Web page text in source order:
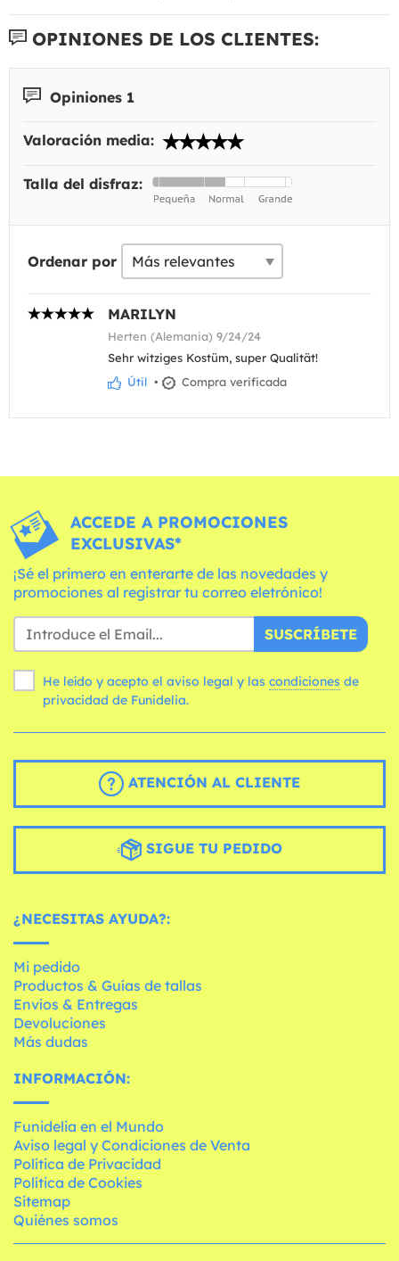
OPINIONES DE LOS CLIENTES:
Opiniones 1
Valoración media:
Talla del disfraz:
Ordenar por
MARILYN
Herten (Alemania) 9/24/24
Sehr witziges Kostüm, super Qualität!
Útil • Compra verificada
ACCEDE A PROMOCIONES
EXCLUSIVAS*
¡Sé el primero en enterarte de las novedades y
promociones al registrar tu correo eletrónico!
SUSCRÍBETE
He leído y acepto el aviso legal y las condiciones
privacidad de Funidelia.
ATENCIÓN AL CLIENTE
SIGUE TU PEDIDO
¿NECESITAS AYUDA?:
Mi pedido
Productos & Guías de tallas
Envíos & Entregas
Devoluciones
Más dudas
INFORMACIÓN:
Funidelia en el Mundo
Aviso legal y Condiciones de Venta
Política de Privacidad
Política de Cookies
Sitemap
Quiénes somos